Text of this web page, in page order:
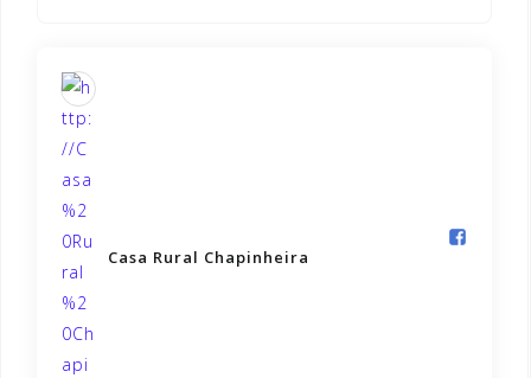
Casa Rural Chapinheira️